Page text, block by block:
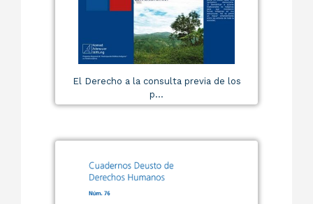
El Derecho a la consulta previa de los
p...